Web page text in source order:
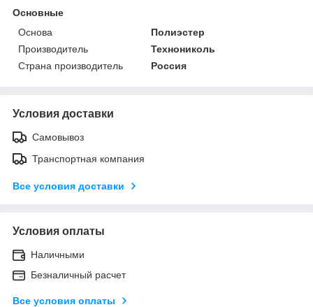
Основные
Основа
Полиэстер
Производитель
Технониколь
Страна производитель
Россия
Условия доставки
Самовывоз
Транспортная компания
Все условия доставки
Условия оплаты
Наличными
Безналичный расчет
Все условия оплаты